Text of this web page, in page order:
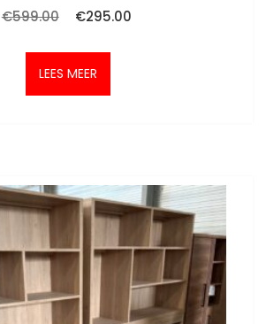
€599.00
Oorspronkelijke
was:
€599.00.
€295.00
LEES MEER